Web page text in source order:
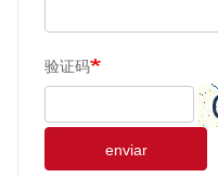
验证码
enviar